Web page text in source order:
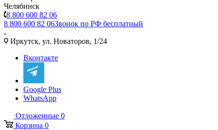
Челябинск
8 800 600 82 06
8 800 600 82 06Звонок по РФ бесплатный
Иркутск, ул. Новаторов, 1/24
Вконтакте
Google Plus
WhatsApp
Отложенные 0
Корзина 0